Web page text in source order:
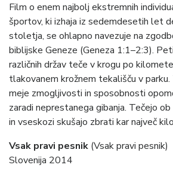
Film o enem najbolj ekstremnih
športov, ki izhaja iz sedemdesetih let
stoletja, se ohlapno navezuje na
biblijske Geneze (Geneza 1:1–2:3).
različnih držav teče v krogu po
tlakovanem krožnem tekališču v parku.
meje zmogljivosti in sposobnosti
zaradi neprestanega gibanja. Tečejo
in vseskozi skušajo zbrati kar največ
Vsak pravi pesnik (Vsak pravi pesnik)
Slovenija 2014